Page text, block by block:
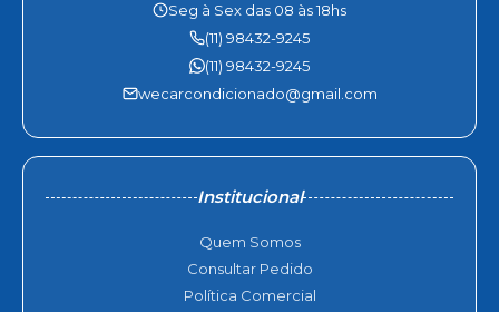
Seg à Sex das 08 às 18hs
(11) 98432-9245
(11) 98432-9245
wecarcondicionado@gmail.com
Institucional
Quem Somos
Consultar Pedido
Política Comercial